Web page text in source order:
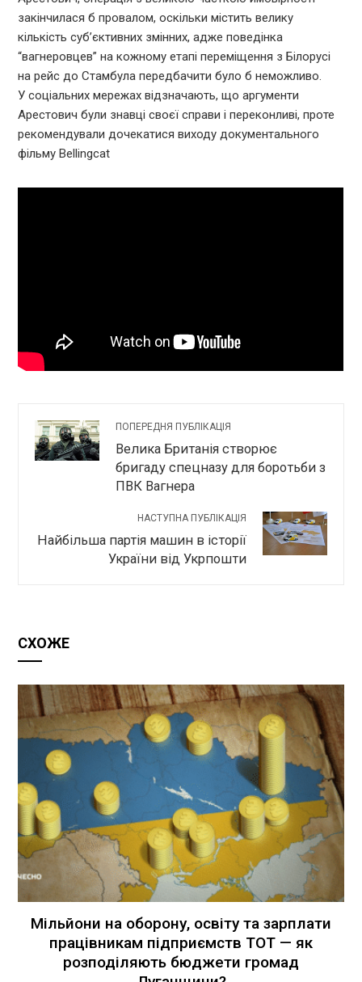
закінчилася б провалом, оскільки містить велику
кількість суб’єктивних змінних, адже поведінка
“вагнеровцев” на кожному етапі переміщення з Білорусі
на рейс до Стамбула передбачити було б неможливо.
У соціальних мережах відзначають, що аргументи
Арестович були знавці своєї справи і переконливі, проте
рекомендували дочекатися виходу документального
фільму Bellingcat
ПОПЕРЕДНЯ ПУБЛІКАЦІЯ
Велика Британія створює
бригаду спецназу для боротьби з
ПВК Вагнера
НАСТУПНА ПУБЛІКАЦІЯ
Найбільша партія машин в історії
України від Укрпошти
СХОЖЕ
Мільйони на оборону, освіту та зарплати
працівникам підприємств ТОТ — як
розподіляють бюджети громад